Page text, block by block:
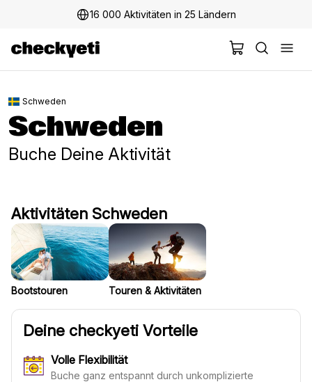
2 Millionen+ glückliche Kunden
Schweden
Schweden
Buche Deine Aktivität
Aktivitäten Schweden
Bootstouren Touren & Aktivitäten
Deine checkyeti Vorteile
Volle Flexibilität
Buche ganz entspannt durch unkomplizierte